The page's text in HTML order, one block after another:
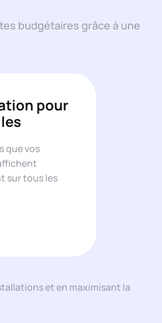
budgétaires grâce à une
pour
que vos
sur tous les
et en maximisant la